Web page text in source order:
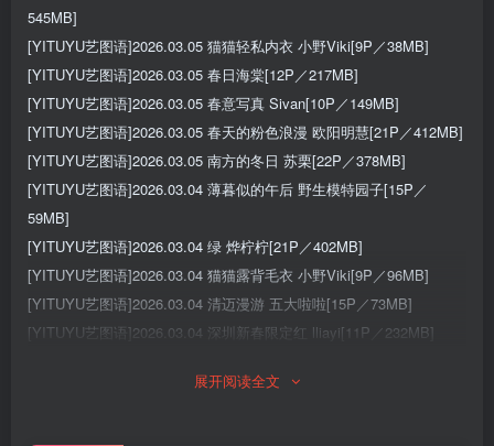
545MB]
[YITUYU艺图语]2026.03.05 猫猫轻私内衣 小野Viki[9P／38MB]
[YITUYU艺图语]2026.03.05 春日海棠[12P／217MB]
[YITUYU艺图语]2026.03.05 春意写真 Sivan[10P／149MB]
[YITUYU艺图语]2026.03.05 春天的粉色浪漫 欧阳明慧[21P／412MB]
[YITUYU艺图语]2026.03.05 南方的冬日 苏栗[22P／378MB]
[YITUYU艺图语]2026.03.04 薄暮似的午后 野生模特园子[15P／
59MB]
[YITUYU艺图语]2026.03.04 绿 烨柠柠[21P／402MB]
[YITUYU艺图语]2026.03.04 猫猫露背毛衣 小野Viki[9P／96MB]
[YITUYU艺图语]2026.03.04 清迈漫游 五大啦啦[15P／73MB]
[YITUYU艺图语]2026.03.04 深圳新春限定红 lliayi[11P／232MB]
[YITUYU艺图语]2026.03.04 晚樱和紫藤 泡泡小酷[23P／202MB]
展开阅读全文